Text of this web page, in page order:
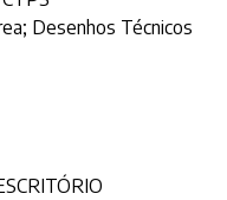
Desenhos Técnicos